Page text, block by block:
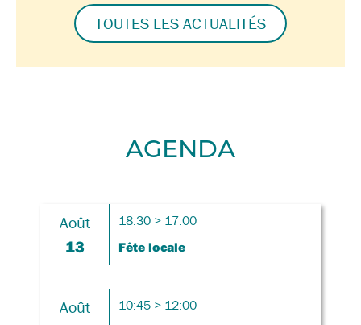
TOUTES LES ACTUALITÉS
AGENDA
Août
13
18:30 > 17:00
Fête locale
Août
10:45 > 12:00